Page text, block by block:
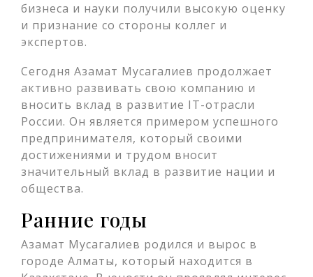
бизнеса и науки получили высокую оценку
и признание со стороны коллег и
экспертов.
Сегодня Азамат Мусагалиев продолжает
активно развивать свою компанию и
вносить вклад в развитие IT-отрасли
России. Он является примером успешного
предпринимателя, который своими
достижениями и трудом вносит
значительный вклад в развитие нации и
общества.
Ранние годы
Азамат Мусагалиев родился и вырос в
городе Алматы, который находится в